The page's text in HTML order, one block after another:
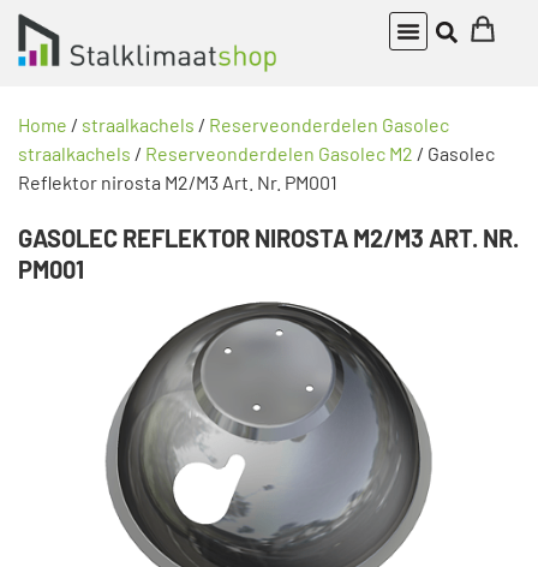
Home / straalkachels / Reserveonderdelen Gasolec
straalkachels / Reserveonderdelen Gasolec M2 / Gasolec
Reflektor nirosta M2/M3 Art. Nr. PM001
GASOLEC REFLEKTOR NIROSTA M2/M3 ART. NR.
PM001